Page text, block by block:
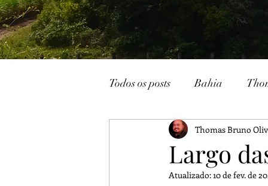
Todos os posts Bahia
João Pessoa Livraria
Caturité Conto
Largo
Thomas Bruno
Atualizado:10 de fev. de